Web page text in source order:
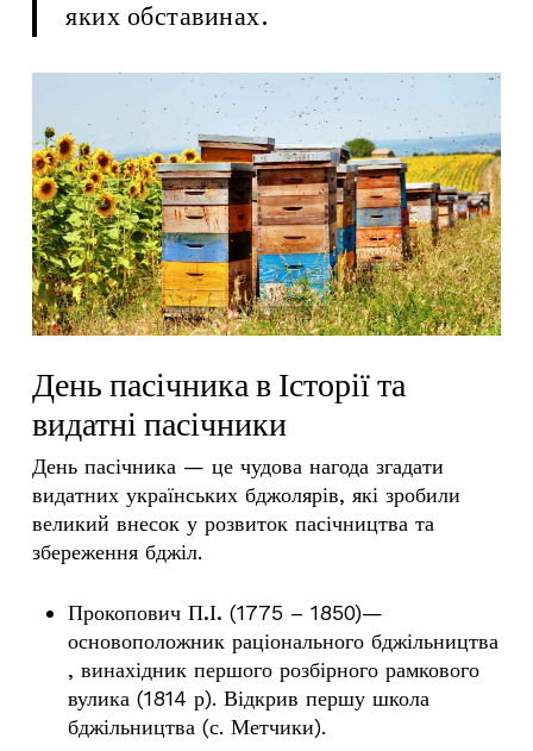
яких обставинах.
День пасічника в Історії та
видатні пасічники
День пасічника— це чудова нагода згадати
видатних українських бджолярів, які зробили
великий внесок у розвиток пасічництва та
збереження бджіл.
Прокопович П.І. (1775 – 1850)—
основоположник раціонального бджільництва
, винахідник першого розбірного рамкового
вулика (1814 р). Відкрив першу школа
бджільництва (с. Метчики).